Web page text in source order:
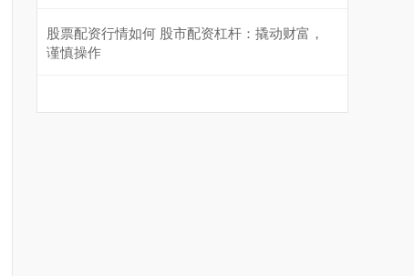
股票配资行情如何 股市配资杠杆：撬动财富，
谨慎操作